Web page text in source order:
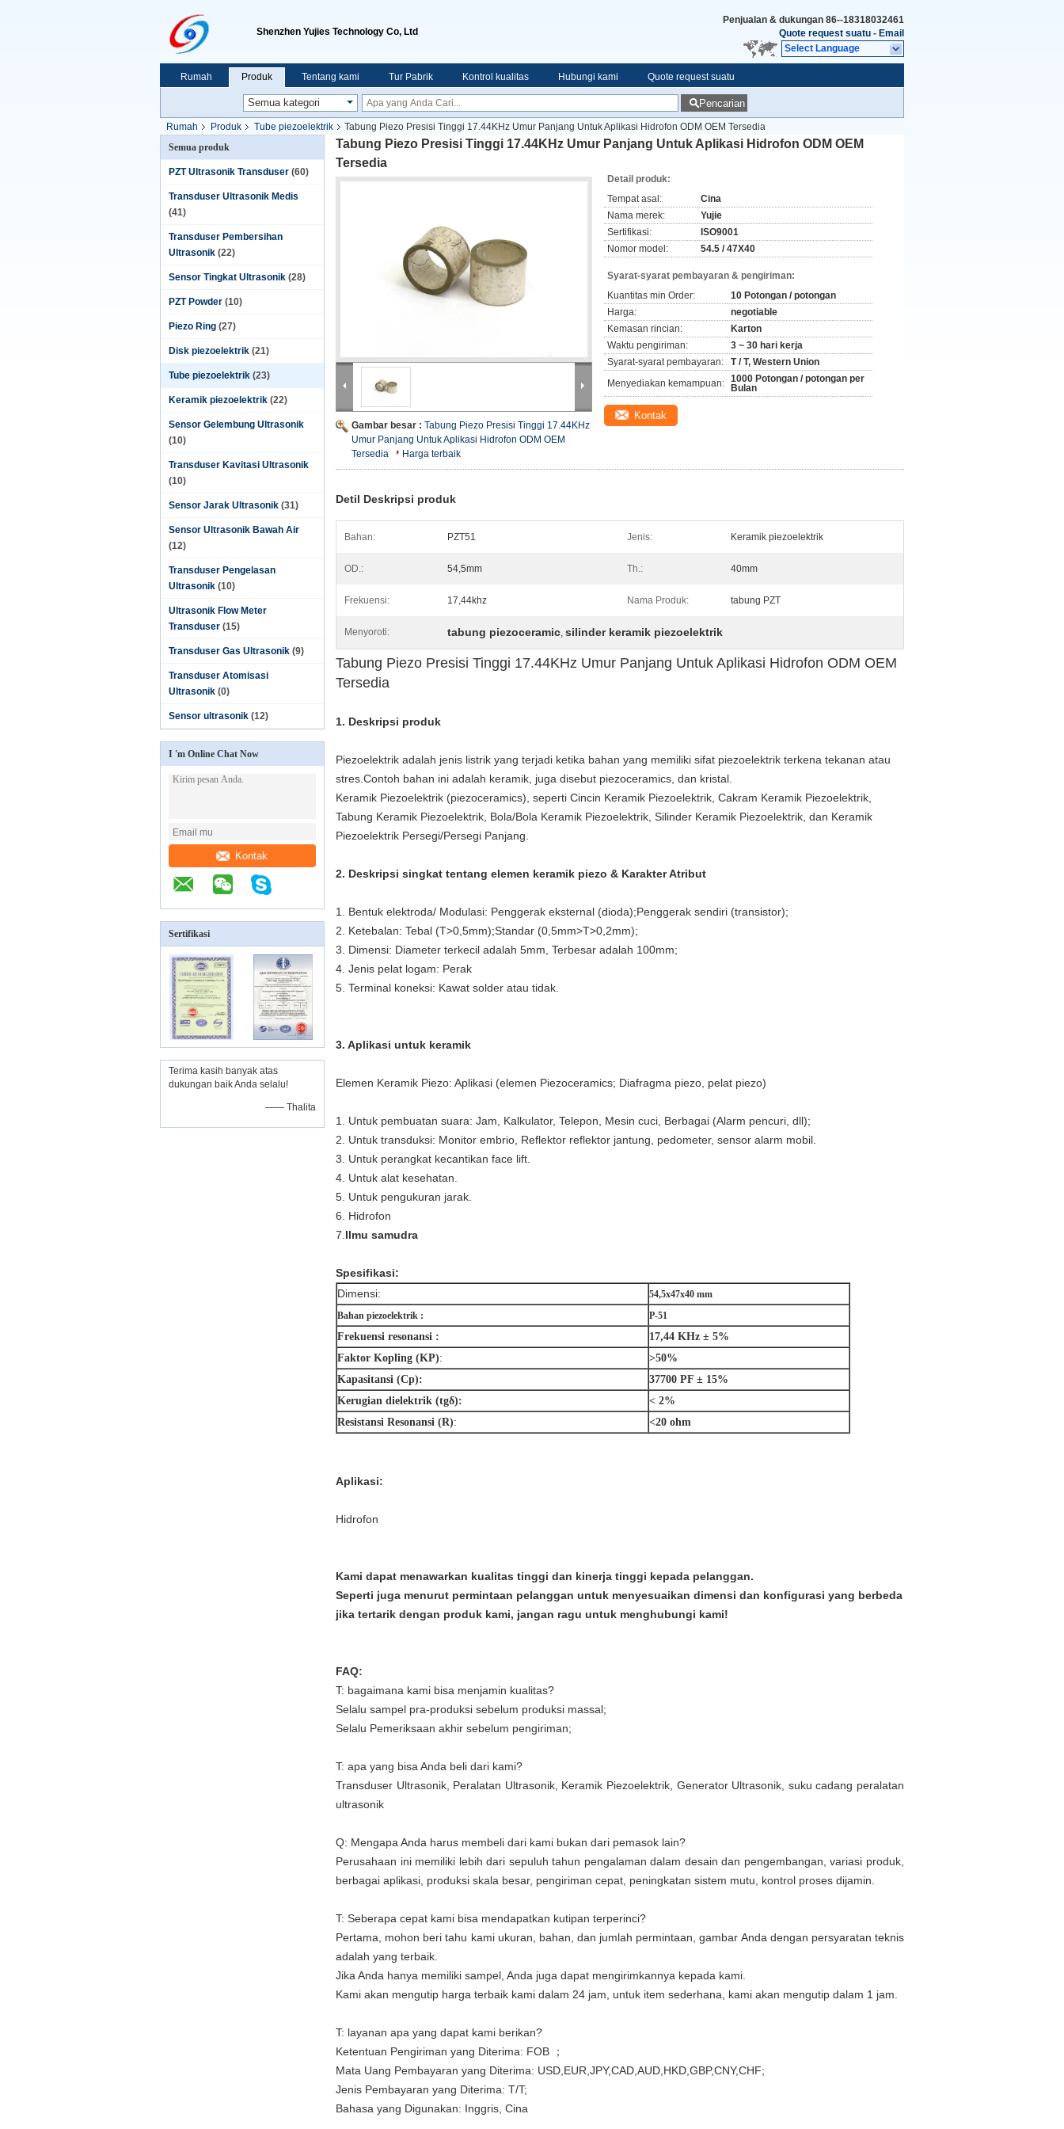
Shenzhen Yujies Technology Co, Ltd
Penjualan & dukungan 86--18318032461
Quote request suatu - Email
Select Language
Rumah Produk Tentang kami Tur Pabrik Kontrol kualitas Hubungi kami Quote request suatu
Pencarian
Rumah Produk Tube piezoelektrik
Tabung Piezo Presisi Tinggi 17.44KHz Umur Panjang Untuk Aplikasi Hidrofon ODM OEM Tersedia
Semua produk
PZT Ultrasonik Transduser (60)
Transduser Ultrasonik Medis
(41)
Transduser Pembersihan
Ultrasonik (22)
Sensor Tingkat Ultrasonik (28)
PZT Powder (10)
Piezo Ring (27)
Disk piezoelektrik (21)
Tube piezoelektrik (23)
Keramik piezoelektrik (22)
Sensor Gelembung Ultrasonik
(10)
Transduser Kavitasi Ultrasonik
(10)
Sensor Jarak Ultrasonik (31)
Sensor Ultrasonik Bawah Air
(12)
Transduser Pengelasan
Ultrasonik (10)
Ultrasonik Flow Meter
Transduser (15)
Transduser Gas Ultrasonik (9)
Transduser Atomisasi
Ultrasonik (0)
Sensor ultrasonik (12)
I 'm Online Chat Now
Kontak
Sertifikasi
Terima kasih banyak atas
dukungan baik Anda selalu!
—— Thalita
Tabung Piezo Presisi Tinggi 17.44KHz Umur Panjang Untuk Aplikasi Hidrofon ODM OEM
Tersedia
Gambar besar : Tabung Piezo Presisi Tinggi 17.44KHz
Umur Panjang Untuk Aplikasi Hidrofon ODM OEM
Tersedia
Harga terbaik
Detail produk:
Tempat asal:
Cina
Nama merek:
Yujie
Sertifikasi:
ISO9001
Nomor model:
54.5 / 47X40
Syarat-syarat pembayaran & pengiriman:
Kuantitas min Order:
10 Potongan / potongan
Harga:
negotiable
Kemasan rincian:
Karton
Waktu pengiriman:
3 ~ 30 hari kerja
Syarat-syarat pembayaran:
T / T, Western Union
Menyediakan kemampuan: 1000 Potongan / potongan per
Bulan
Kontak
Detil Deskripsi produk
Bahan: PZT51 Jenis: Keramik piezoelektrik
OD.: 54,5mm Th.: 40mm
Frekuensi: 17,44khz Nama Produk: tabung PZT
Menyoroti: tabung piezoceramic, silinder keramik piezoelektrik
Tabung Piezo Presisi Tinggi 17.44KHz Umur Panjang Untuk Aplikasi Hidrofon ODM OEM
Tersedia
1. Deskripsi produk
Piezoelektrik adalah jenis listrik yang terjadi ketika bahan yang memiliki sifat piezoelektrik terkena tekanan atau
stres.Contoh bahan ini adalah keramik, juga disebut piezoceramics, dan kristal.
Keramik Piezoelektrik (piezoceramics), seperti Cincin Keramik Piezoelektrik, Cakram Keramik Piezoelektrik,
Tabung Keramik Piezoelektrik, Bola/Bola Keramik Piezoelektrik, Silinder Keramik Piezoelektrik, dan Keramik
Piezoelektrik Persegi/Persegi Panjang.
2. Deskripsi singkat tentang elemen keramik piezo & Karakter Atribut
1. Bentuk elektroda/ Modulasi: Penggerak eksternal (dioda);Penggerak sendiri (transistor);
2. Ketebalan: Tebal (T>0,5mm);Standar (0,5mm>T>0,2mm);
3. Dimensi: Diameter terkecil adalah 5mm, Terbesar adalah 100mm;
4. Jenis pelat logam: Perak
5. Terminal koneksi: Kawat solder atau tidak.
3. Aplikasi untuk keramik
Elemen Keramik Piezo: Aplikasi (elemen Piezoceramics; Diafragma piezo, pelat piezo)
1. Untuk pembuatan suara: Jam, Kalkulator, Telepon, Mesin cuci, Berbagai (Alarm pencuri, dll);
2. Untuk transduksi: Monitor embrio, Reflektor reflektor jantung, pedometer, sensor alarm mobil.
3. Untuk perangkat kecantikan face lift.
4. Untuk alat kesehatan.
5. Untuk pengukuran jarak.
6. Hidrofon
7. Ilmu samudra
Spesifikasi:
Dimensi:
54,5x47x40 mm
Bahan piezoelektrik :
P-51
Frekuensi resonansi :
17,44 KHz ± 5%
Faktor Kopling (KP):
>50%
Kapasitansi (Cp):
37700 PF ± 15%
Kerugian dielektrik (tgδ):
< 2%
Resistansi Resonansi (R): <20 ohm
Aplikasi:
Hidrofon
Kami dapat menawarkan kualitas tinggi dan kinerja tinggi kepada pelanggan.
Seperti juga menurut permintaan pelanggan untuk menyesuaikan dimensi dan konfigurasi yang berbeda
jika tertarik dengan produk kami, jangan ragu untuk menghubungi kami!
FAQ:
T: bagaimana kami bisa menjamin kualitas?
Selalu sampel pra-produksi sebelum produksi massal;
Selalu Pemeriksaan akhir sebelum pengiriman;
T: apa yang bisa Anda beli dari kami?
Transduser Ultrasonik, Peralatan Ultrasonik, Keramik Piezoelektrik, Generator Ultrasonik, suku cadang peralatan
ultrasonik
Q: Mengapa Anda harus membeli dari kami bukan dari pemasok lain?
Perusahaan ini memiliki lebih dari sepuluh tahun pengalaman dalam desain dan pengembangan, variasi produk,
berbagai aplikasi, produksi skala besar, pengiriman cepat, peningkatan sistem mutu, kontrol proses dijamin.
T: Seberapa cepat kami bisa mendapatkan kutipan terperinci?
Pertama, mohon beri tahu kami ukuran, bahan, dan jumlah permintaan, gambar Anda dengan persyaratan teknis
adalah yang terbaik.
Jika Anda hanya memiliki sampel, Anda juga dapat mengirimkannya kepada kami.
Kami akan mengutip harga terbaik kami dalam 24 jam, untuk item sederhana, kami akan mengutip dalam 1 jam.
T: layanan apa yang dapat kami berikan?
Ketentuan Pengiriman yang Diterima: FOB ；
Mata Uang Pembayaran yang Diterima: USD,EUR,JPY,CAD,AUD,HKD,GBP,CNY,CHF;
Jenis Pembayaran yang Diterima: T/T;
Bahasa yang Digunakan: Inggris, Cina